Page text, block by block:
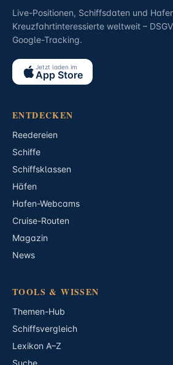
Live-Positionen, Schiffsdaten und
Kreuzfahrtinteressierte weltweit –
Google-Tracking.
Jetzt laden im
App Store
ENTDECKEN
Reedereien
Schiffe
Schiffsklassen
Häfen
Hafen-Webcams
Cruise-Routen
Magazin
News
TOOLS & WISSEN
Themen-Hub
Schiffsvergleich
Lexikon A–Z
Suche